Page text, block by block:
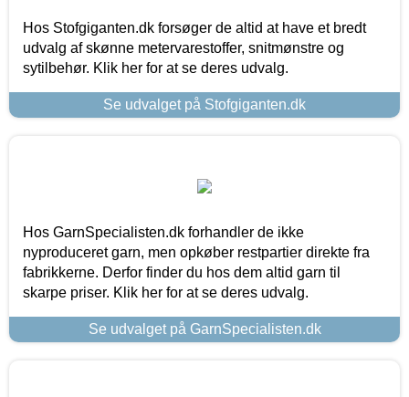
Hos Stofgiganten.dk forsøger de altid at have et bredt
udvalg af skønne metervarestoffer, snitmønstre og
sytilbehør. Klik her for at se deres udvalg.
Se udvalget på Stofgiganten.dk
Hos GarnSpecialisten.dk forhandler de ikke
nyproduceret garn, men opkøber restpartier direkte fra
fabrikkerne. Derfor finder du hos dem altid garn til
skarpe priser. Klik her for at se deres udvalg.
Se udvalget på GarnSpecialisten.dk